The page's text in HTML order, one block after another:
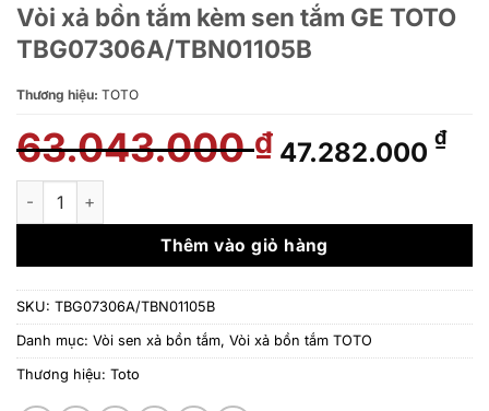
Vòi xả bồn tắm kèm sen tắm GE TOTO
TBG07306A/TBN01105B
Thương hiệu: TOTO
63.043.000₫ Giá
gốc
63.043.000 ₫.
47.282.000 ₫Giá
là:
Vòi xả bồn tắm kèm sen tắm GE TOTO TBG07306A/
Thêm vào giỏ hàng
SKU: TBG07306A/TBN01105B
Danh mục: Vòi sen xả bồn tắm, Vòi xả bồn tắm TOTO
Thương hiệu: Toto